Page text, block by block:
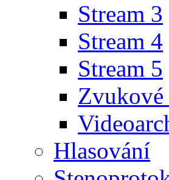
Stream 3
Stream 4
Stream 5
Zvukové
Hlasování